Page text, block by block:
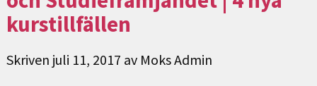
kurstillfällen
Skriven juli 11, 2017 av Moks Admin